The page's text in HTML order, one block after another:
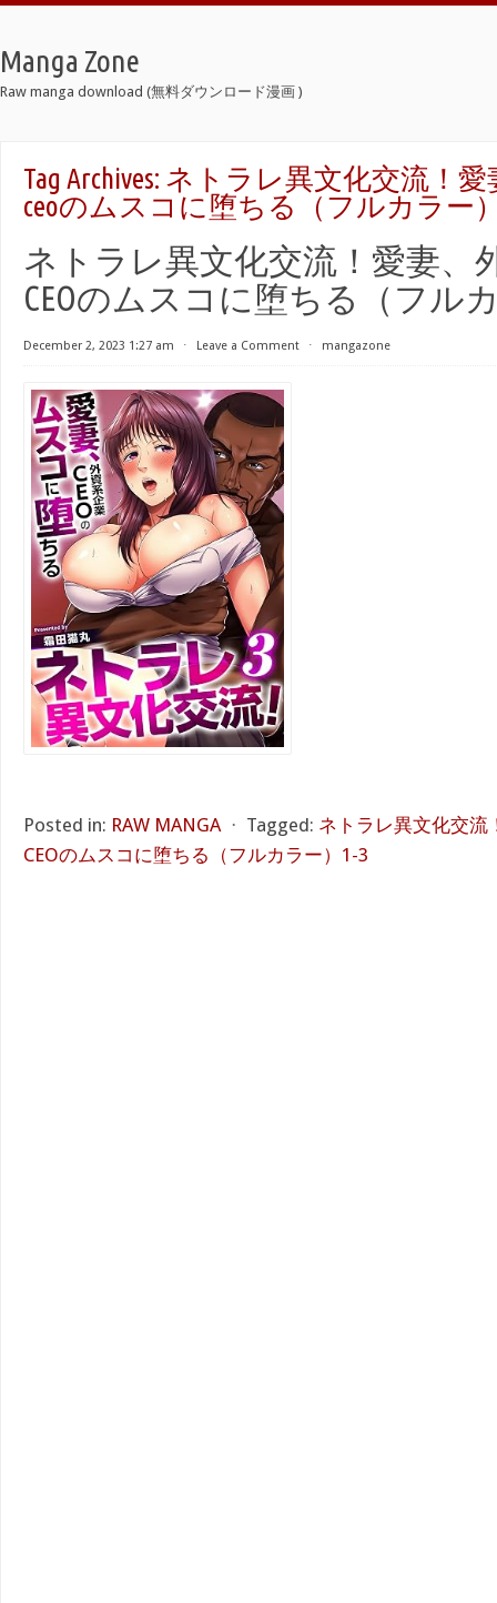
Manga Zone
Raw manga download (無料ダウンロード漫画 )
Tag Archives: ネトラレ異文化交流！愛
ceoのムスコに堕ちる（フルカラー
ネトラレ異文化交流！愛妻、
CEOのムスコに堕ちる（フル
December 2, 2023 1:27 am ⋅ Leave a Comment ⋅ mangazone
Posted in: RAW MANGA ⋅ Tagged: ネトラレ異文化交流
CEOのムスコに堕ちる（フルカラー）1-3